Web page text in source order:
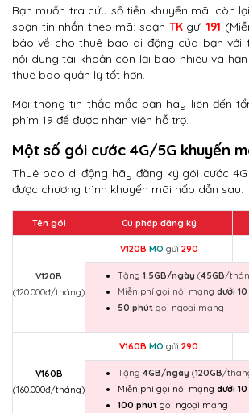
Bạn muốn tra cứu số tiền khuyến mãi còn
soạn tin nhắn theo mã: soạn TKgửi 191
báo về cho thuê bao di động của bạn với
nội dung tài khoản còn lại bao nhiêu và
thuê bao quản lý tốt hơn.
Mọi thông tin thắc mắc bạn hãy liên đến
phím 19 để được nhân viên hỗ trợ.
Một số gói cước 4G/5G khuyến
Thuê bao di động hãy đăng ký gói cước 4G
được chương trình khuyến mãi hấp dẫn sau:
Tên gói Cú pháp đăng ký
V120B
(120.000đ/tháng)
V120B MO gửi 290
Tặng 1.5GB/ngày (45GB/
Miễn phí gọi nội mạng dưới
50 phút gọi ngoại mạng
V160B
(160.000đ/tháng)
V160B MO gửi 290
Tặng 4GB/ngày (120GB/
Miễn phí gọi nội mạng dưới
100 phút gọi ngoại mạng